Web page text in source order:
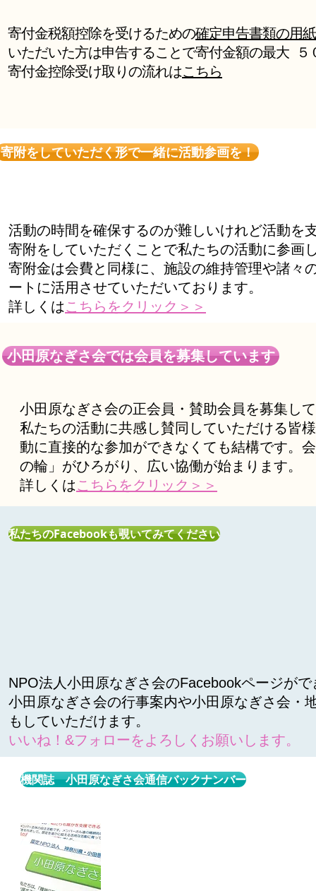
寄付金税額控除を受けるための確定申告書類の用
いただいた方は申告することで寄付金額の最大 ５
​​寄付金控除受け取りの流れはこちら
寄附をしていただく形で一緒に活動参画を！
活動の時間を確保するのが難しいけれど活動を
寄附をしていただくことで私たちの活動に参画
寄附金は会費と同様に、施設の維持管理や諸々
ートに活用させていただいております。
​詳しくはこちらをクリック＞＞
小田原なぎさ会では会員を募集しています
小田原なぎさ会の正会員・賛助会員を募集し
私たちの活動に共感し賛同していただける皆
動に直接的な参加ができなくても結構です。
の輪」がひろがり、広い協働が始まります。
​詳しくはこちらをクリック＞＞
私たちのFacebookも覗いてみてください
NPO法人小田原なぎさ会のFacebookページが
小田原なぎさ会の行事案内や小田原なぎさ会・
もしていただけます。
いいね！&フォローをよろしくお願いします。
機関誌 小田原なぎさ会通信バックナンバー